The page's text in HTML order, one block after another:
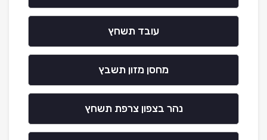
עובד תשחץ
מחסן מזון תשבץ
נהר בצפון צרפת תשחץ